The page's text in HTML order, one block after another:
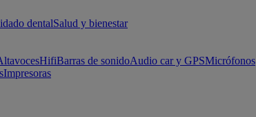
dentalSalud y bienestar
HifiBarras de sonidoAudio car y GPSMicrófonos
Impresoras